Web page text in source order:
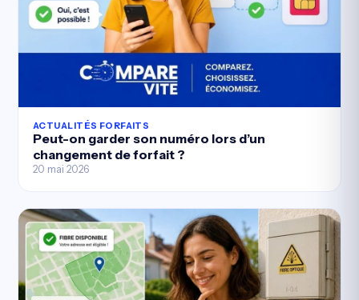
ACTUALITÉS FORFAITS
Peut-on garder son numéro lors d’un
changement de forfait ?
20 mai 2026